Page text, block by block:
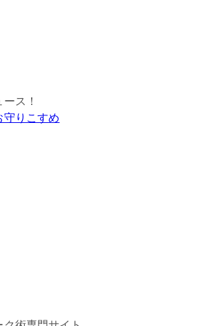
ス！
守りこすめ